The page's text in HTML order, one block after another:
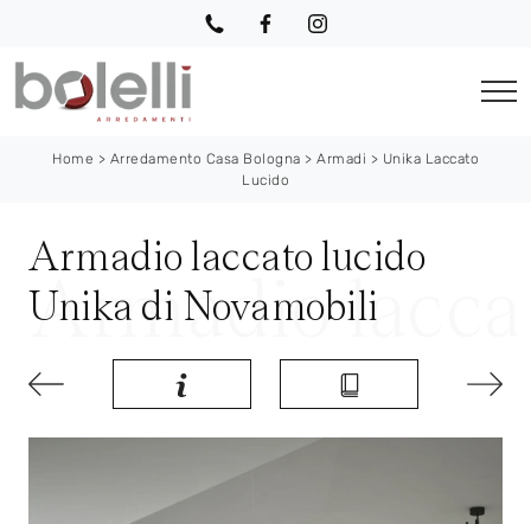
Home > Arredamento Casa Bologna > Armadi > Unika Laccato
Lucido
Armadio laccato lucido
Unika di Novamobili